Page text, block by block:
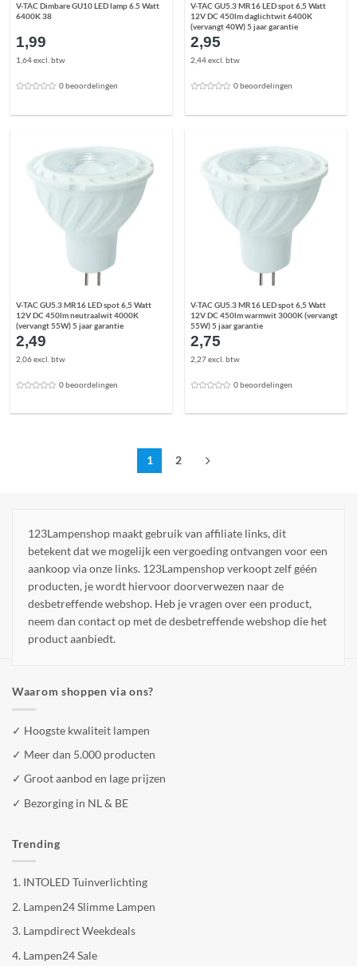
V-TAC Dimbare GU10 LED lamp 6.5 Watt
6400K 38
1,99
1,64 excl. btw
0 beoordelingen
V-TAC GU5.3 MR16 LED spot 6,5 Watt
12V DC 450lm daglichtwit 6400K
(vervangt 40W) 5 jaar garantie
2,95
2,44 excl. btw
0 beoordelingen
V-TAC GU5.3 MR16 LED spot 6,5 Watt
12V DC 450lm neutraalwit 4000K
(vervangt 55W) 5 jaar garantie
2,49
2,06 excl. btw
0 beoordelingen
V-TAC GU5.3 MR16 LED spot 6,5 Watt
12V DC 450lm warmwit 3000K (vervangt
55W) 5 jaar garantie
2,75
2,27 excl. btw
0 beoordelingen
1 2
123Lampenshop maakt gebruik van affiliate links, dit
betekent dat we mogelijk een vergoeding ontvangen voor een
aankoop via onze links. 123Lampenshop verkoopt zelf géén
producten, je wordt hiervoor doorverwezen naar de
desbetreffende webshop. Heb je vragen over een product,
neem dan contact op met de desbetreffende webshop die het
product aanbiedt.
Waarom shoppen via ons?
✓ Hoogste kwaliteit lampen
✓ Meer dan 5.000 producten
✓ Groot aanbod en lage prijzen
✓ Bezorging in NL & BE
Trending
1. INTOLED Tuinverlichting
2. Lampen24 Slimme Lampen
3. Lampdirect Weekdeals
4. Lampen24 Sale